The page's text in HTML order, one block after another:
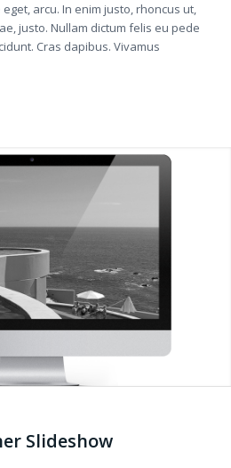
arcu. In enim justo, rhoncus ut,
justo. Nullam dictum felis eu pede
Cras dapibus. Vivamus
Slideshow